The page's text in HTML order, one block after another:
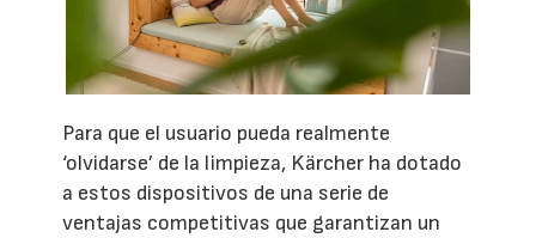
Para que el usuario pueda realmente
‘olvidarse’ de la limpieza, Kärcher ha dotado
a estos dispositivos de una serie de
ventajas competitivas que garantizan un